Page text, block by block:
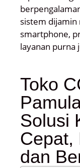
sistem
smartphone,
layanan purna
Toko
Solusi
Cepat,
dan